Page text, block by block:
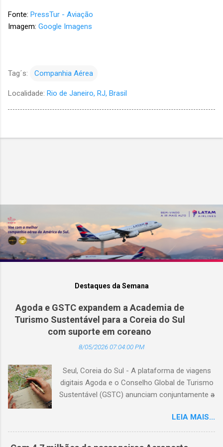
Fonte: PressTur - Aviação
Imagem: Google Imagens
Tag´s: Companhia Aérea
Localidade: Rio de Janeiro, RJ, Brasil
Destaques da Semana
Agoda e GSTC expandem a Academia de
Turismo Sustentável para a Coreia do Sul
com suporte em coreano
8/05/2026 07:04:00 PM
Seul, Coreia do Sul - A plataforma de viagens
digitais Agoda e o Conselho Global de Turismo
Sustentável (GSTC) anunciam conjuntamente a
para a Coreia do Sul, com suporte completo
em coreano. (Arquivo © BlogTurS) Este marco
surge no momento em que a Academia celebra
LEIA MAIS...